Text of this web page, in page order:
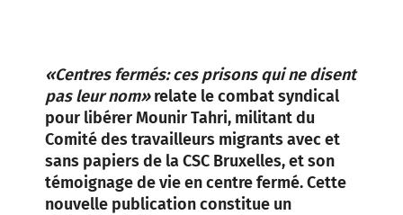
«Centres fermés: ces prisons qui ne disent
pas leur nom»relate le combat syndical
pour libérer Mounir Tahri, militant du
Comité des travailleurs migrants avec et
sans papiers de la CSC Bruxelles, et son
témoignage de vie en centre fermé. Cette
nouvelle publication constitue un